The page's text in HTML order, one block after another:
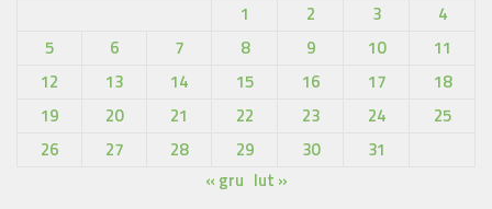
1
2 3
4
5
6 7 8 9 10
11
12
13 14 15 16 17
18
19
20 21 22 23 24
25
26
27 28 29 30
31
« gru lut »